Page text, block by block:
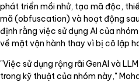
phát triển mồi nhử, tạo mã độc,
mã (obfuscation) và hoạt động
định rằng việc sử dụng AI của
về mặt vận hành thay vì bị cô lập
"Việc sử dụng rộng rãi GenAI và
trong kỹ thuật của nhóm này,"